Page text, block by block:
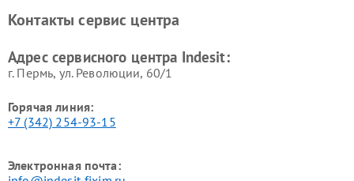
Indesit
Indesit
Контакты сервис центра
Адрес сервисного центра Indesit:
г. Пермь, ул. ​Революции, 60/1
Горячая линия:
+7 (342) 254-93-15
Электронная почта: